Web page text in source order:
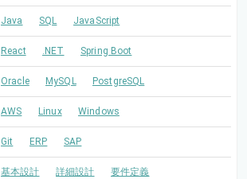
Java SQL JavaScript
React .NET Spring Boot
Oracle MySQL PostgreSQL
AWS Linux Windows
Git ERP SAP
基本設計 詳細設計 要件定義